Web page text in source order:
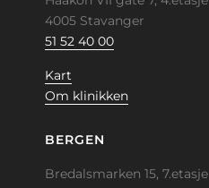
4005 Stavanger
51 52 40 00
Kart
Om klinikken
BERGEN
Bredalsmarken 15, 7.etasje